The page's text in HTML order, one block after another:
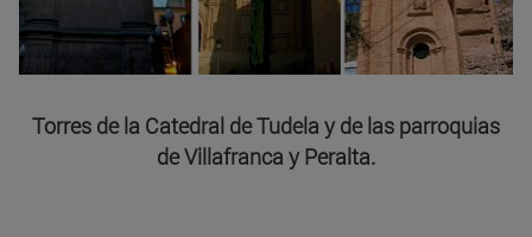
Torres de la Catedral de Tudela y de las parroquias
de Villafranca y Peralta.